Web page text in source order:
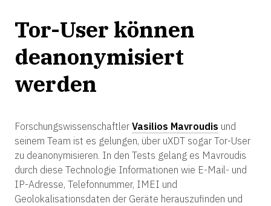
Tor-User können
deanonymisiert
werden
Forschungswissenschaftler Vasilios Mavroudis und
seinem Team ist es gelungen, über uXDT sogar Tor-User
zu deanonymisieren. In den Tests gelang es Mavroudis
durch diese Technologie Informationen wie E-Mail- und
IP-Adresse, Telefonnummer, IMEI und
Geolokalisationsdaten der Geräte herauszufinden und